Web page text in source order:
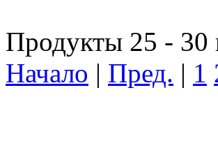
Продукты 25 - 30
Начало | Пред. | 1